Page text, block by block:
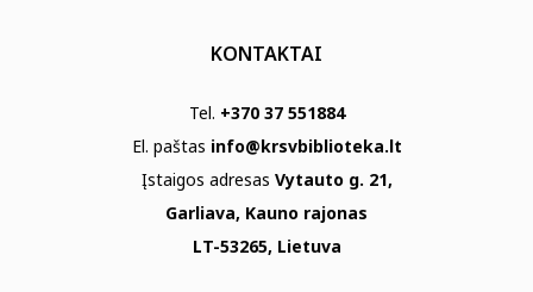
KONTAKTAI
Tel. +370 37 551884
El. paštas info@krsvbiblioteka.lt
Įstaigos adresas Vytauto g. 21,
Garliava, Kauno rajonas
LT-53265, Lietuva